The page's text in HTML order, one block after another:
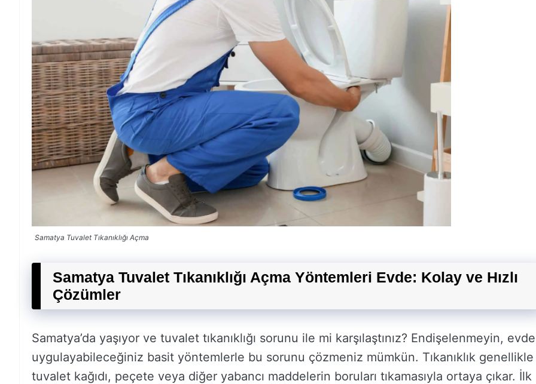
Samatya Tuvalet Tıkanıklığı Açma
Samatya Tuvalet Tıkanıklığı Açma Yöntemleri Evde: Kolay ve Hızlı
Çözümler
Samatya’da yaşıyor ve tuvalet tıkanıklığı sorunu ile mi karşılaştınız? Endişelenmeyin, evde
uygulayabileceğiniz basit yöntemlerle bu sorunu çözmeniz mümkün. Tıkanıklık genellikle
tuvalet kağıdı, peçete veya diğer yabancı maddelerin boruları tıkamasıyla ortaya çıkar. İlk